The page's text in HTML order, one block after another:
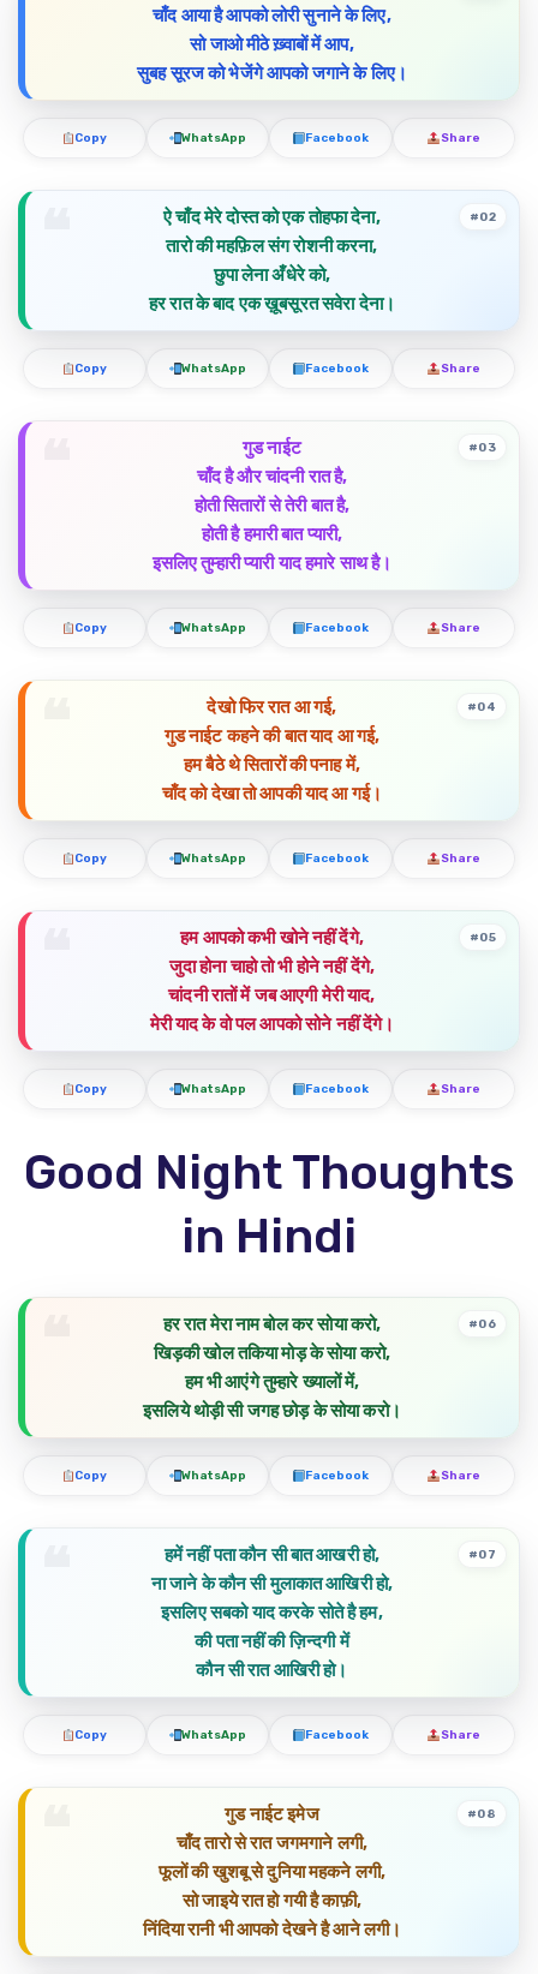
चाँद आया है आपको लोरी सुनाने के लिए,
सो जाओ मीठे ख़्वाबों में आप,
सुबह सूरज को भेजेंगे आपको जगाने के लिए।
Copy WhatsApp Facebook Share
ऐ चाँद मेरे दोस्त को एक तोहफा देना,
तारो की महफ़िल संग रोशनी करना,
छुपा लेना अँधेरे को,
हर रात के बाद एक ख़ूबसूरत सवेरा देना।
#02
Copy WhatsApp Facebook Share
गुड नाईट
चाँद है और चांदनी रात है,
होती सितारों से तेरी बात है,
होती है हमारी बात प्यारी,
इसलिए तुम्हारी प्यारी याद हमारे साथ है।
#03
Copy WhatsApp Facebook Share
देखो फिर रात आ गई,
गुड नाईट कहने की बात याद आ गई,
हम बैठे थे सितारों की पनाह में,
चाँद को देखा तो आपकी याद आ गई।
#04
Copy WhatsApp Facebook Share
हम आपको कभी खोने नहीं देंगे,
जुदा होना चाहो तो भी होने नहीं देंगे,
चांदनी रातों में जब आएगी मेरी याद,
मेरी याद के वो पल आपको सोने नहीं देंगे।
#05
Copy WhatsApp Facebook Share
Good Night Thoughts
in Hindi
हर रात मेरा नाम बोल कर सोया करो,
खिड़की खोल तकिया मोड़ के सोया करो,
हम भी आएंगे तुम्हारे ख्यालों में,
इसलिये थोड़ी सी जगह छोड़ के सोया करो।
#06
Copy WhatsApp Facebook Share
हमें नहीं पता कौन सी बात आखरी हो,
ना जाने के कौन सी मुलाकात आखिरी हो,
इसलिए सबको याद करके सोते है हम,
की पता नहीं की ज़िन्दगी में
कौन सी रात आखिरी हो।
#07
Copy WhatsApp Facebook Share
गुड नाईट इमेज
चाँद तारो से रात जगमगाने लगी,
फूलों की खुशबू से दुनिया महकने लगी,
सो जाइये रात हो गयी है काफ़ी,
निंदिया रानी भी आपको देखने है आने लगी।
#08